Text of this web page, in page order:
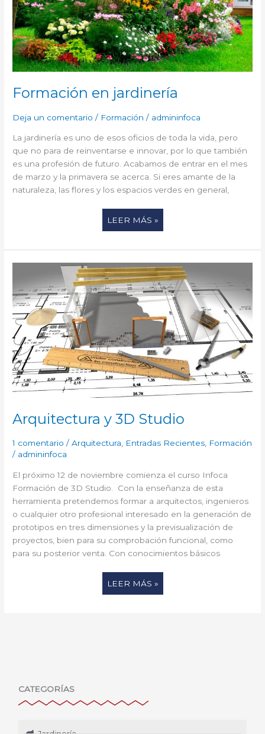
Formación en jardinería
Deja un comentario / Formación / admininfoca
La jardinería es uno de esos oficios de toda la vida, pero
que no para de reinventarse e innovar, por lo que también
es una profesión de futuro. Acabamos de entrar en el mes
de marzo y la primavera se acerca. Si eres amante de la
naturaleza, las flores y los espacios verdes en general,
LEER MÁS »
Arquitectura y 3D Studio
1 comentario /Arquitectura, Entradas Recientes, Formación
/ admininfoca
El próximo 12 de noviembre comienza el curso Infoca
Formación de 3D Studio. Con la enseñanza de esta
herramienta pretendemos formar a arquitectos, ingenieros
o cualquier otro profesional interesado en la generación de
prototipos en tres dimensiones y la previsualización de
proyectos, bien para su comprobación funcional, como
para su posterior venta. Con conocimientos básicos
ARQUITECTURA
Y
3D
STUDIO
LEER MÁS »
CATEGORÍAS